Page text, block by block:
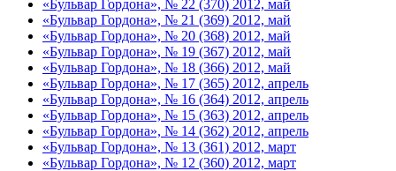
«Бульвар Гордона», № 22 (370) 2012, май
«Бульвар Гордона», № 21 (369) 2012, май
«Бульвар Гордона», № 20 (368) 2012, май
«Бульвар Гордона», № 19 (367) 2012, май
«Бульвар Гордона», № 18 (366) 2012, май
«Бульвар Гордона», № 17 (365) 2012, апрель
«Бульвар Гордона», № 16 (364) 2012, апрель
«Бульвар Гордона», № 15 (363) 2012, апрель
«Бульвар Гордона», № 14 (362) 2012, апрель
«Бульвар Гордона», № 13 (361) 2012, март
«Бульвар Гордона», № 12 (360) 2012, март